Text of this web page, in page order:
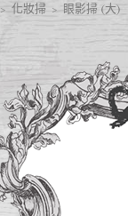
> 化妝掃 > 眼影掃 (大)